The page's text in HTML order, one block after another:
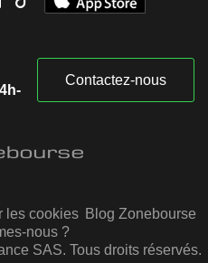
Contactez-nous
les cookies Blog Zonebourse
nous ?
SAS. Tous droits réservés.